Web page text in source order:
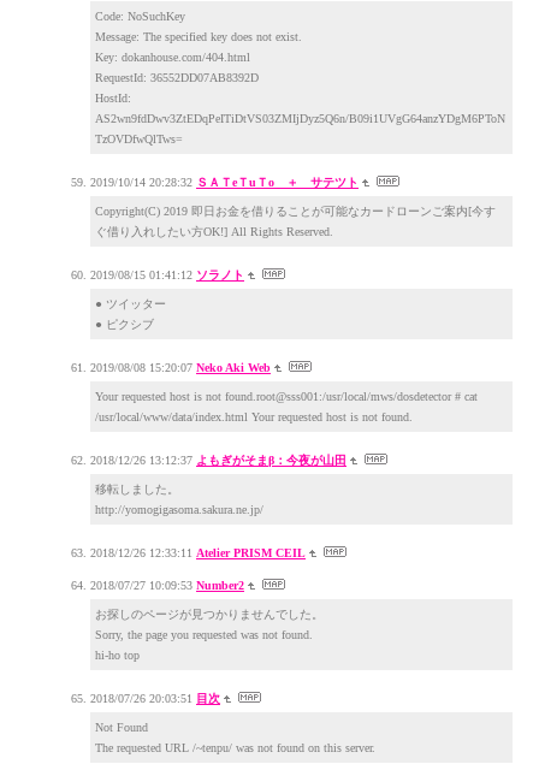
Code: NoSuchKey
Message: The specified key does not exist.
Key: dokanhouse.com/404.html
RequestId: 36552DD07AB8392D
HostId:
AS2wn9fdDwv3ZtEDqPeITiDtVS03ZMIjDyz5Q6n/B09i1UVgG64anzYDgM6PToN
TzOVDfwQlTws=
2019/10/14 20:28:32 ＳＡＴeＴuＴo ＋ サテツト
Copyright(C) 2019 即日お金を借りることが可能なカードローンご案内[今す
ぐ借り入れしたい方OK!] All Rights Reserved.
2019/08/15 01:41:12 ソラノト
● ツイッター
● ピクシブ
2019/08/08 15:20:07 Neko Aki Web
Your requested host is not found.root@sss001:/usr/local/mws/dosdetector # cat
/usr/local/www/data/index.html Your requested host is not found.
2018/12/26 13:12:37 よもぎがそまβ：今夜が山田
移転しました。
http://yomogigasoma.sakura.ne.jp/
2018/12/26 12:33:11 Atelier PRISM CEIL
2018/07/27 10:09:53 Number2
お探しのページが見つかりませんでした。
Sorry, the page you requested was not found.
hi-ho top
2018/07/26 20:03:51 目次
Not Found
The requested URL /~tenpu/ was not found on this server.